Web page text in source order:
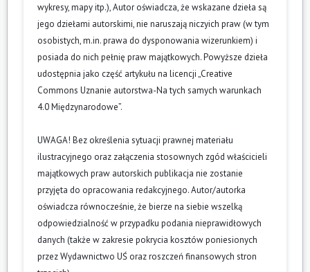
wykresy, mapy itp.), Autor oświadcza, że wskazane dzieła są
jego dziełami autorskimi, nie naruszają niczyich praw (w tym
osobistych, m.in. prawa do dysponowania wizerunkiem) i
posiada do nich pełnię praw majątkowych. Powyższe dzieła
udostępnia jako część artykułu na licencji „Creative
Commons Uznanie autorstwa-Na tych samych warunkach
4.0 Międzynarodowe”.
UWAGA! Bez określenia sytuacji prawnej materiału
ilustracyjnego oraz załączenia stosownych zgód właścicieli
majątkowych praw autorskich publikacja nie zostanie
przyjęta do opracowania redakcyjnego. Autor/autorka
oświadcza równocześnie, że bierze na siebie wszelką
odpowiedzialność w przypadku podania nieprawidłowych
danych (także w zakresie pokrycia kosztów poniesionych
przez Wydawnictwo UŚ oraz roszczeń finansowych stron